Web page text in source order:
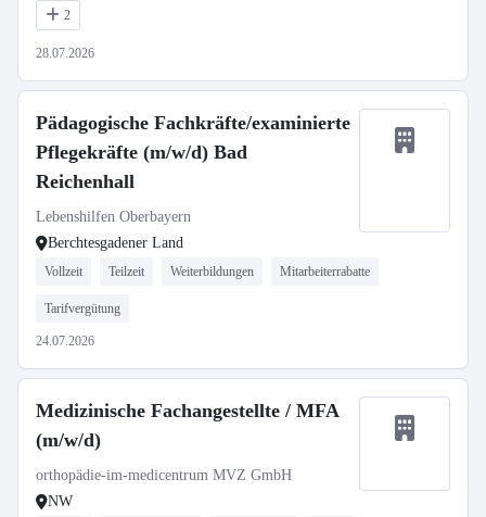
2
28.07.2026
Pädagogische Fachkräfte/examinierte
Pflegekräfte (m/w/d) Bad
Reichenhall
Lebenshilfen Oberbayern
Berchtesgadener Land
Vollzeit Teilzeit Weiterbildungen Mitarbeiterrabatte
Tarifvergütung
24.07.2026
Medizinische Fachangestellte / MFA
(m/w/d)
orthopädie-im-medicentrum MVZ GmbH
NW